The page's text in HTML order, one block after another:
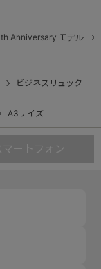
Anniversary モデル
ビジネスリュック
A3サイズ
マートフォン